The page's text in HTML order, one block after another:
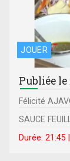
JOUER
Publiée le
Félicité
SAUCE
Durée: 21:45